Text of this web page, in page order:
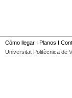
Cómo llegar I Planos I
Universitat Politècnica de